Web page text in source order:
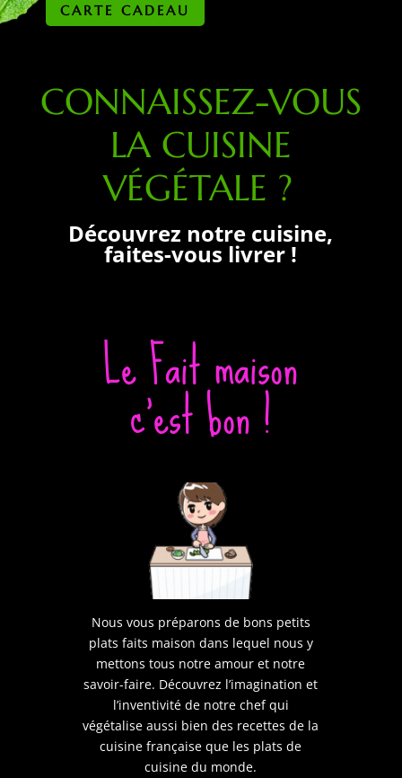
CARTE CADEAU
CONNAISSEZ-VOUS
LA CUISINE
VÉGÉTALE ?
Découvrez notre cuisine,
faites-vous livrer !
Le Fait maison
c’est bon !
Nous vous préparons de bons petits
plats faits maison dans lequel nous y
mettons tous notre amour et notre
savoir-faire. Découvrez l’imagination et
l’inventivité de notre chef qui
végétalise aussi bien des recettes de la
cuisine française que les plats de
cuisine du monde.